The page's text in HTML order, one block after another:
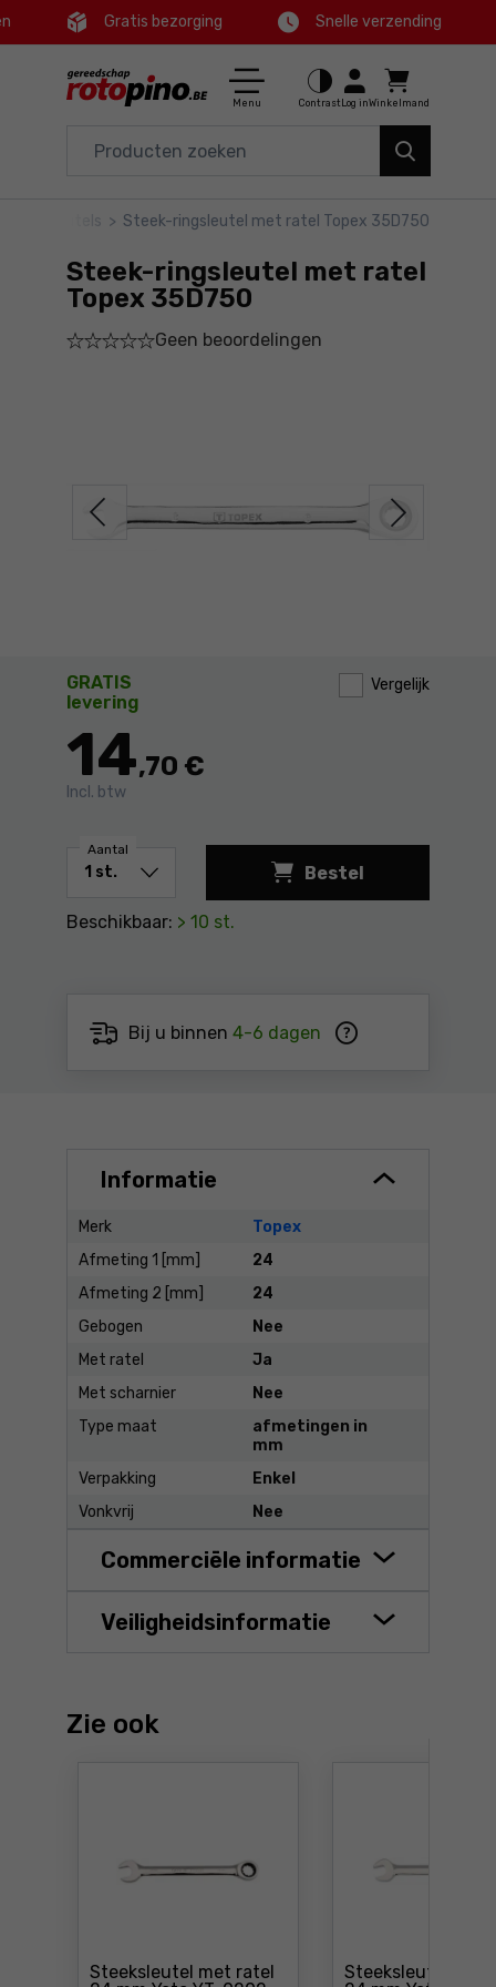
Ctrl
Hoofdmenu
Productinformatie
Bestel
Gedetailleerde informatie
Voettekst
Gratis bezorging Snelle verzending
Menu Contrast Log inWinkelmand
Huis en tuin
Aanbiedingen
> Steek-ringsleutel met ratel Topex 35D750
Steek-ringsleutel met ratel
Topex 35D750
Geen beoordelingen
GRATIS
levering
Vergelijk
14,70 €
Incl. btw
Aantal
Bestel
Steek-ringsleutel
Beschikbaar: > 10 st.
Bij u binnen 4-6 dagen
Informatie
Merk
Topex
Afmeting 1 [mm]
24
Afmeting 2 [mm]
24
Gebogen
Nee
Met ratel
Ja
Met scharnier
Nee
Type maat
afmetingen in
mm
Verpakking
Enkel
Vonkvrij
Nee
Commerciële informatie
Veiligheidsinformatie
Zie ook
Steeksleutel met ratel
Steeksleutel met